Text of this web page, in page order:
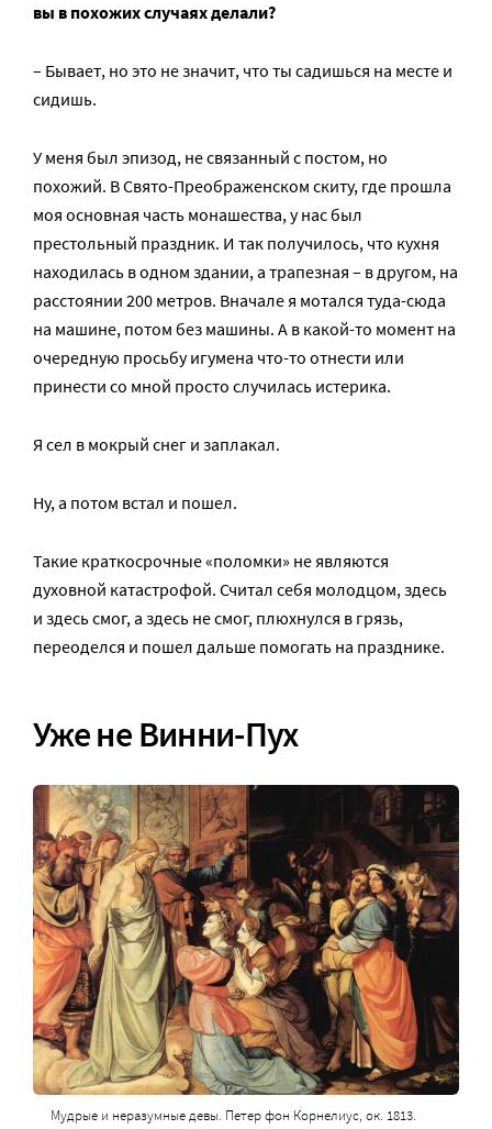
вы в похожих случаях делали?
– Бывает, но это не значит, что ты садишься на месте и
сидишь.
У меня был эпизод, не связанный с постом, но
похожий. В Свято-Преображенском скиту, где прошла
моя основная часть монашества, у нас был
престольный праздник. И так получилось, что кухня
находилась в одном здании, а трапезная – в другом, на
расстоянии 200 метров. Вначале я мотался туда-сюда
на машине, потом без машины. А в какой-то момент на
очередную просьбу игумена что-то отнести или
принести со мной просто случилась истерика.
Я сел в мокрый снег и заплакал.
Ну, а потом встал и пошел.
Такие краткосрочные «поломки» не являются
духовной катастрофой. Считал себя молодцом, здесь
и здесь смог, а здесь не смог, плюхнулся в грязь,
переоделся и пошел дальше помогать на празднике.
Уже не Винни-Пух
Мудрые и неразумные девы. Петер фон Корнелиус, ок. 1813.